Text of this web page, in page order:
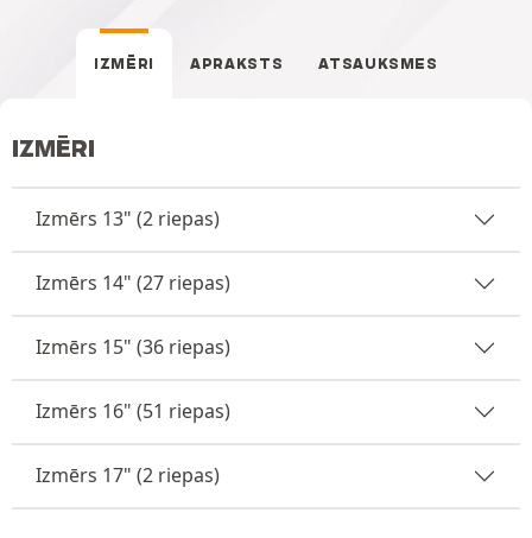
IZMĒRI APRAKSTS ATSAUKSMES
IZMĒRI
Izmērs 13" (2 riepas)
Izmērs 14" (27 riepas)
Izmērs 15" (36 riepas)
Izmērs 16" (51 riepas)
Izmērs 17" (2 riepas)